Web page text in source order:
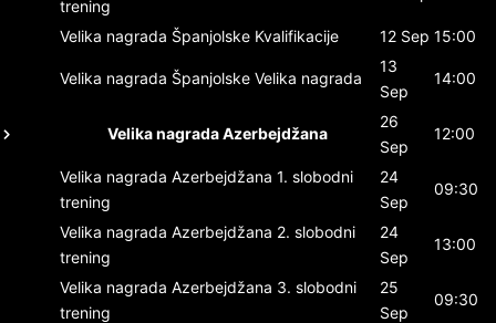
trening
Velika nagrada Španjolske Kvalifikacije 12 Sep 15:00
Velika nagrada Španjolske Velika nagrada
13
Sep
14:00
Velika nagrada Azerbejdžana
26
Sep
12:00
Velika nagrada Azerbejdžana 1. slobodni
trening
24
Sep
09:30
Velika nagrada Azerbejdžana 2. slobodni
trening
24
Sep
13:00
Velika nagrada Azerbejdžana 3. slobodni
trening
25
Sep
09:30